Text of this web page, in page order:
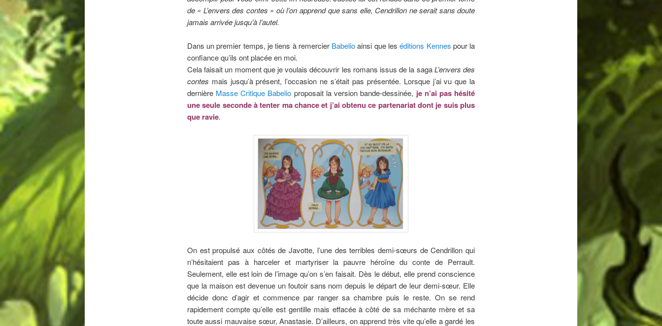
de « L’envers des contes » où l’on apprend que sans elle, Cendrillon ne serait sans doute
jamais arrivée jusqu’à l’autel.
Dans un premier temps, je tiens à remercier Babelioainsi que leséditions Kennes pour la
confiance qu’ils ont placée en moi.
Cela faisait un moment que je voulais découvrir les romans issus de la sagaL’envers des
contes mais jusqu’à présent, l’occasion ne s’était pas présentée. Lorsque j’ai vu que la
dernière Masse Critique Babelio proposait la version bande-dessinée, je n’ai pas hésité
une seule seconde à tenter ma chance et j’ai obtenu ce partenariat dont je suis plus
que ravie.
On est propulsé aux côtés de Javotte, l’une des terribles demi-sœurs de Cendrillon qui
n’hésitaient pas à harceler et martyriser la pauvre héroïne du conte de Perrault.
Seulement, elle est loin de l’image qu’on s’en faisait. Dès le début, elle prend conscience
que la maison est devenue un foutoir sans nom depuis le départ de leur demi-sœur. Elle
décide donc d’agir et commence par ranger sa chambre puis le reste. On se rend
rapidement compte qu’elle est gentille mais effacée à côté de sa méchante mère et sa
toute aussi mauvaise sœur, Anastasie. D’ailleurs, on apprend très vite qu’elle a gardé les